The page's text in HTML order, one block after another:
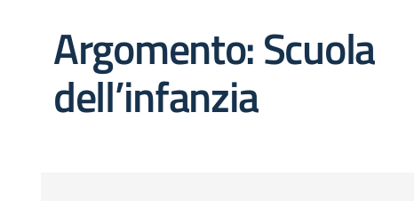
Argomento: Scuola
dell’infanzia